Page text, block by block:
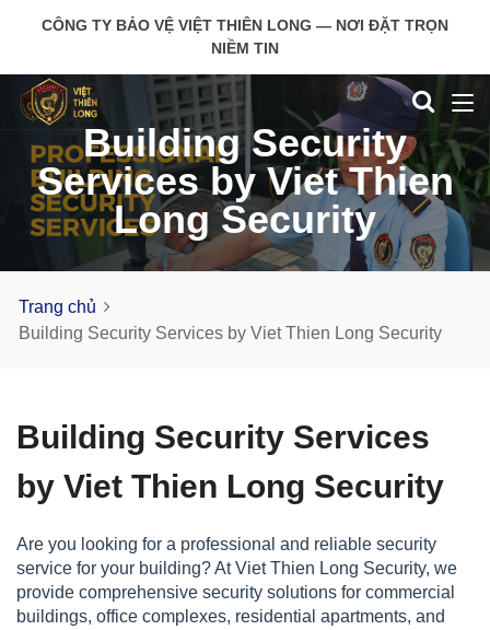
CÔNG TY BẢO VỆ VIỆT THIÊN LONG — NƠI ĐẶT TRỌN
NIỀM TIN
Building Security
Services by Viet Thien
Long Security
Trang chủ
Building Security Services by Viet Thien Long Security
Building Security Services
by Viet Thien Long Security
Are you looking for a professional and reliable security
service for your building? At Viet Thien Long Security, we
provide comprehensive security solutions for commercial
buildings, office complexes, residential apartments, and